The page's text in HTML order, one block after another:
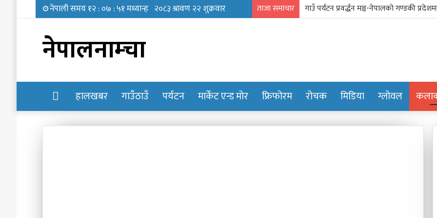
ताजा समाचार प्रिन्सुको चकचके बानी
नेपालनाम्चा
होमपेजहालखबर गाउँठाउँ पर्यटन मार्केट एन्ड मोर फ्रिफोरम रोचक मिडिया ग्लोवल